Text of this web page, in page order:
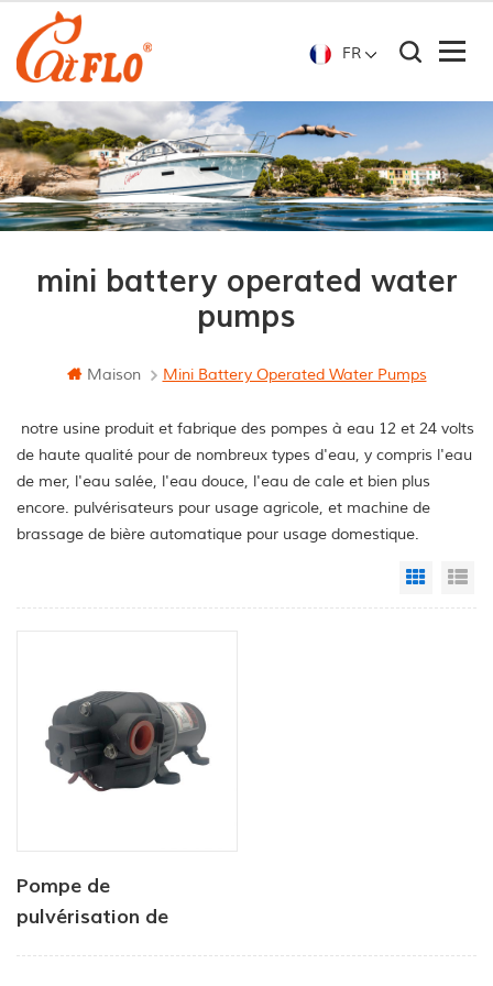
FR
mini battery operated water
pumps
Maison Mini Battery Operated Water Pumps
notre usine produit et fabrique des pompes à eau 12 et 24 volts
de haute qualité pour de nombreux types d'eau, y compris l'eau
de mer, l'eau salée, l'eau douce, l'eau de cale et bien plus
encore. pulvérisateurs pour usage agricole, et machine de
brassage de bière automatique pour usage domestique.
Grid
Pompe de
pulvérisation de